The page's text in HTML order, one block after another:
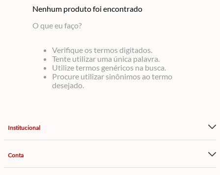
Nenhum produto foi encontrado
O que eu faço?
Verifique os termos digitados.
Tente utilizar uma única palavra.
Utilize termos genéricos na busca.
Procure utilizar sinônimos ao termo
desejado.
Institucional
Conta